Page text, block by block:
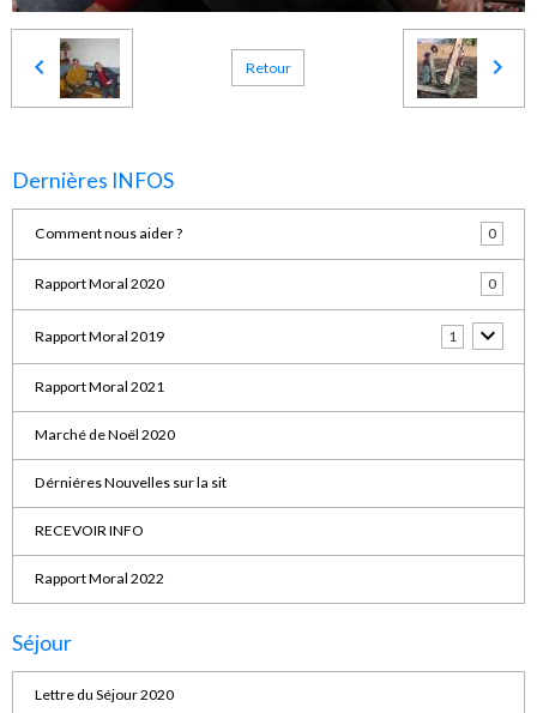
Retour
Dernières INFOS
Comment nous aider ? 0
Rapport Moral 2020 0
Rapport Moral 2019 1
Rapport Moral 2021
Marché de Noël 2020
Dérniéres Nouvelles sur la sit
RECEVOIR INFO
Rapport Moral 2022
Séjour
Lettre du Séjour 2020